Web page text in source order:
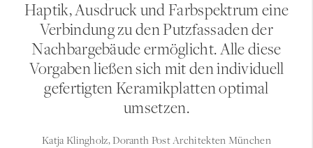
Haptik, Ausdruck und Farbspektrum eine
Verbindung zu den Putzfassaden der
Nachbargebäude ermöglicht. Alle diese
Vorgaben ließen sich mit den individuell
gefertigten Keramikplatten optimal
umsetzen.
Katja Klingholz, Doranth Post Architekten München